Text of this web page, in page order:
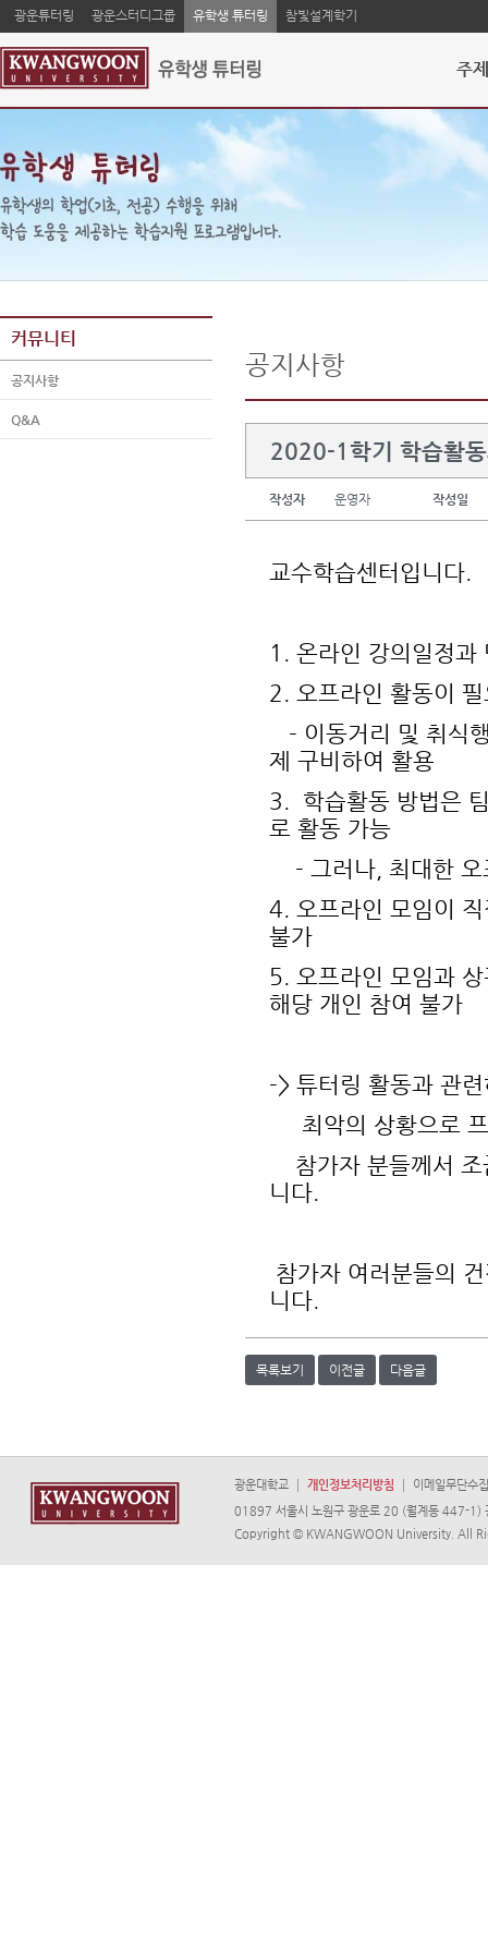
광운튜터링 광운스터디그룹 유학생 튜터링 참빛설계학기
주
커뮤니티
공지사항
Q&A
공지사항
2020-1학기 학습활
작성자 운영자 작성일
교수학습센터입니다.
1. 온라인 강의일정과
2. 오프라인 활동이
- 이동거리 및 취식
제 구비하여 활용
3. 학습활동 방법은
로 활동 가능
- 그러나, 최대한 오
4. 오프라인 모임이
불가
5. 오프라인 모임과
해당 개인 참여 불가
-> 튜터링 활동과 관
최악의 상황으로 프
참가자 분들께서 조
니다.
참가자 여러분들의
니다.
목록보기 이전글 다음글
광운대학교 개인정보처리방침
이메일무단수
01897 서울시 노원구 광운로 20 (월계동 447-
Copyright © KWANGWOON University. All